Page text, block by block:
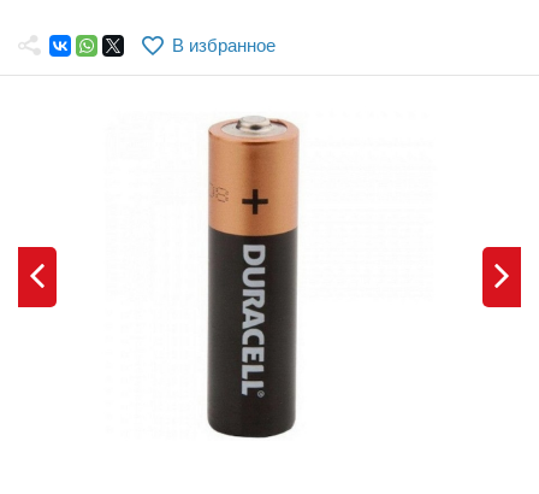
Аккумуляторы и батарейки
Зарядные устройства и блоки питания
В избранное